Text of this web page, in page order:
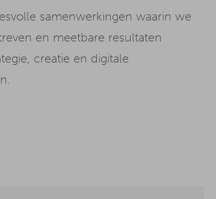
samenwerkingen waarin we
en meetbare resultaten
creatie en digitale